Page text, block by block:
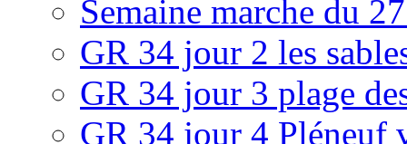
Semaine marche du
GR 34 jour 2 les
GR 34 jour 3 plage
GR 34 jour 4 Pléneuf